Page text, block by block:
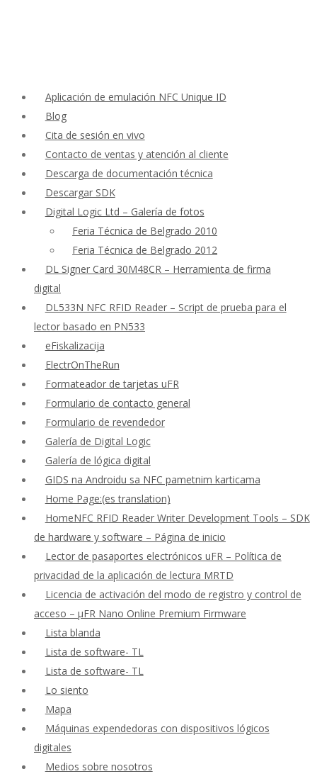
Aplicación de emulación NFC Unique ID
Blog
Cita de sesión en vivo
Contacto de ventas y atención al cliente
Descarga de documentación técnica
Descargar SDK
Digital Logic Ltd – Galería de fotos
Feria Técnica de Belgrado 2010
Feria Técnica de Belgrado 2012
DL Signer Card 30M48CR – Herramienta de firma
digital
DL533N NFC RFID Reader – Script de prueba para el
lector basado en PN533
eFiskalizacija
ElectrOnTheRun
Formateador de tarjetas uFR
Formulario de contacto general
Formulario de revendedor
Galería de Digital Logic
Galería de lógica digital
GIDS na Androidu sa NFC pametnim karticama
Home Page:(es translation)
HomeNFC RFID Reader Writer Development Tools – SDK
de hardware y software – Página de inicio
Lector de pasaportes electrónicos uFR – Política de
privacidad de la aplicación de lectura MRTD
Licencia de activación del modo de registro y control de
acceso – μFR Nano Online Premium Firmware
Lista blanda
Lista de software- TL
Lista de software- TL
Lo siento
Mapa
Máquinas expendedoras con dispositivos lógicos
digitales
Medios sobre nosotros